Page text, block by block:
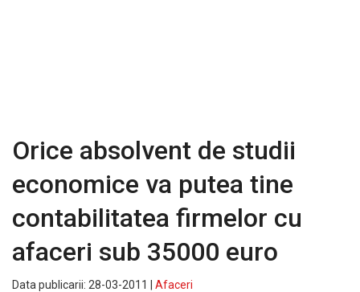
Orice absolvent de studii
economice va putea tine
contabilitatea firmelor cu
afaceri sub 35000 euro
Data publicarii: 28-03-2011 | Afaceri